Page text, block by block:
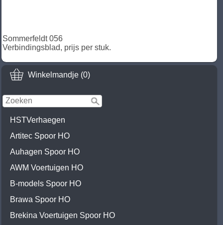
Winkelmandje (0)
HSTVerhaegen
Artitec Spoor HO
Auhagen Spoor HO
AWM Voertuigen HO
B-models Spoor HO
Brawa Spoor HO
Brekina Voertuigen Spoor HO
Sommerfeldt 056
Verbindingsblad, prijs per stuk.